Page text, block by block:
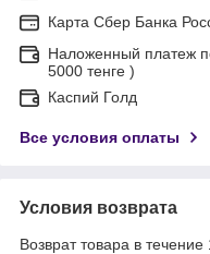
Карта Сбер Банка
Наложенный платеж
5000 тенге )
Каспий Голд
Все условия оплаты
Условия возврата
Возврат товара в